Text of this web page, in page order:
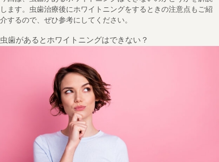
します。虫歯治療後にホワイトニングをするときの注意点もご紹
介するので、ぜひ参考にしてください。
虫歯があるとホワイトニングはできない？